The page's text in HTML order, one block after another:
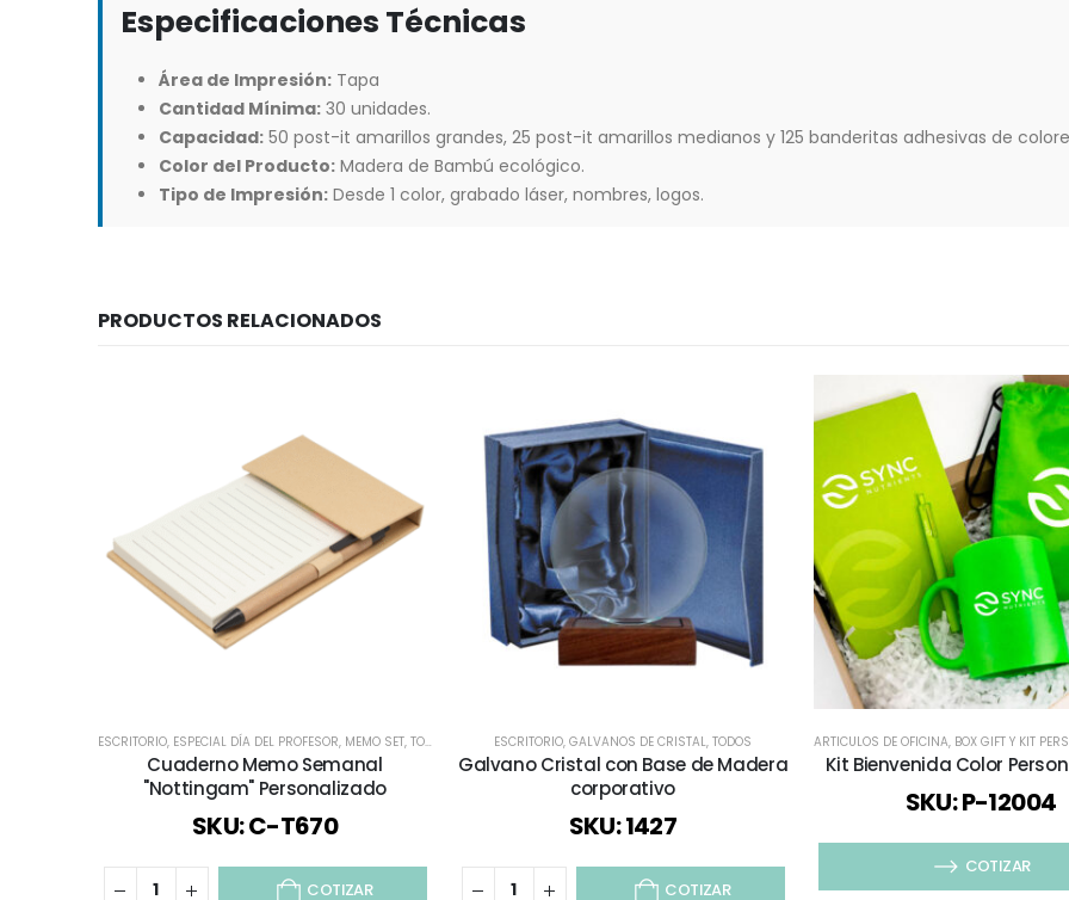
Especificaciones Técnicas
Área de Impresión: Tapa
Cantidad Mínima: 30 unidades.
Capacidad: 50 post-it amarillos grandes, 25 post-it amarillos medianos y 125 banderitas adhesivas de
Color del Producto: Madera de Bambú ecológico.
Tipo de Impresión: Desde 1 color, grabado láser, nombres, logos.
PRODUCTOS RELACIONADOS
ESCRITORIO, ESPECIAL DÍA DEL PROFESOR, MEMO SET, TODOS TODOS LOS CUADERNOS Y LIBRETAS
Cuaderno Memo Semanal
"Nottingam" Personalizado
SKU: C-T670
COTIZAR
ESCRITORIO, GALVANOS DE CRISTAL, TODOS
Galvano Cristal con Base de Madera
corporativo
SKU: 1427
COTIZAR
ARTICULOS DE OFICINA, BOX GIFT Y KIT
Kit Bienvenida Color
SKU: P-12004
COTIZAR